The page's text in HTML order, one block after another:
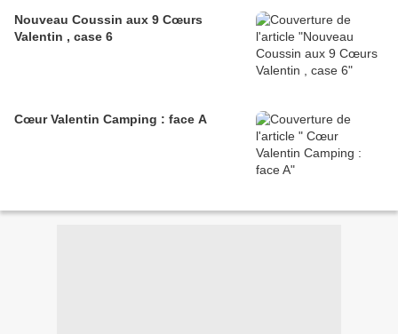
Nouveau Coussin aux 9 Cœurs
Valentin , case 6
Cœur Valentin Camping : face A